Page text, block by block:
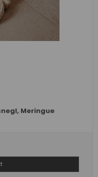
Meringue